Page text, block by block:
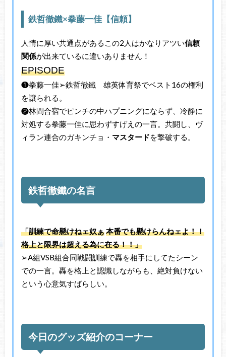
鉄哲徹鐵×拳藤一佳【信頼】
人情に厚い共通点があるこの2人はかなりアツい信頼
関係が出来ているに違いありません！
EPISODE
❶拳藤一佳➢鉄哲徹鐵 雄英体育祭でベスト16の権利
を譲られる。
❷林間合宿でピンチの中ハプニングにならず、冷静に
対処する拳藤一佳に思わずすげえの一言。共闘し、ヴ
ィラン連合のガキンチョ・ マスタードを撃破する。
鉄哲徹鐵の名言
「訓練で命懸けねェ奴ぁ本番でも懸けらんねェよ！！
格上と限界は超える為に在る！！」
➢A組VSB組合同戦闘訓練で轟を相手にしてたシーン
での一言。轟を格上と認識しながらも、絶対負けない
という心意気すばらしい。
今日のグッズ紹介のコーナー